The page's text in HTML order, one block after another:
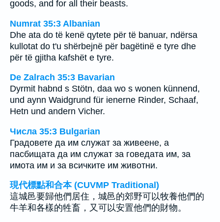
goods, and for all their beasts.
Numrat 35:3 Albanian
Dhe ata do të kenë qytete për të banuar, ndërsa
kullotat do t'u shërbejnë për bagëtinë e tyre dhe
për të gjitha kafshët e tyre.
De Zalrach 35:3 Bavarian
Dyrmit habnd s Stötn, daa wo s wonen künnend,
und aynn Waidgrund für ienerne Rinder, Schaaf,
Hetn und andern Vicher.
Числа 35:3 Bulgarian
Градовете да им служат за живеене, а
пасбищата да им служат за говедата им, за
имота им и за всичките им животни.
現代標點和合本 (CUVMP Traditional)
這城邑要歸他們居住，城邑的郊野可以牧養他們的
牛羊和各樣的牲畜，又可以安置他們的財物。